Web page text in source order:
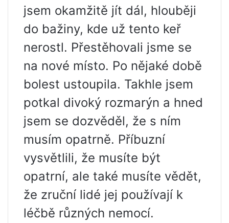
jsem okamžitě jít dál, hlouběji
do bažiny, kde už tento keř
nerostl. Přestěhovali jsme se
na nové místo. Po nějaké době
bolest ustoupila. Takhle jsem
potkal divoký rozmarýn a hned
jsem se dozvěděl, že s ním
musím opatrně. Příbuzní
vysvětlili, že musíte být
opatrní, ale také musíte vědět,
že zruční lidé jej používají k
léčbě různých nemocí.